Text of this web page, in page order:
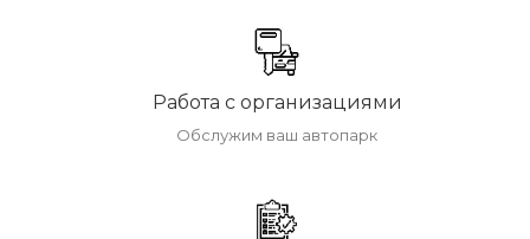
Работа с организациями
Обслужим ваш автопарк